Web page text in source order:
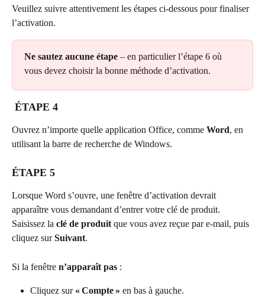
Veuillez suivre attentivement les étapes ci-dessous pour finaliser
l’activation.
Ne sautez aucune étape – en particulier l’étape 6 où
vous devez choisir la bonne méthode d’activation.
ÉTAPE 4
Ouvrez n’importe quelle application Office, comme Word, en
utilisant la barre de recherche de Windows.
ÉTAPE 5
Lorsque Word s’ouvre, une fenêtre d’activation devrait
apparaître vous demandant d’entrer votre clé de produit.
Saisissez la clé de produit que vous avez reçue par e-mail, puis
cliquez sur Suivant.
Si la fenêtre n’apparaît pas :
Cliquez sur « Compte » en bas à gauche.